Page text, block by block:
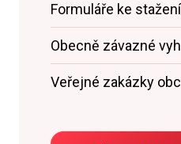
Formuláře ke stažení
Obecně závazné
Veřejné zakázky